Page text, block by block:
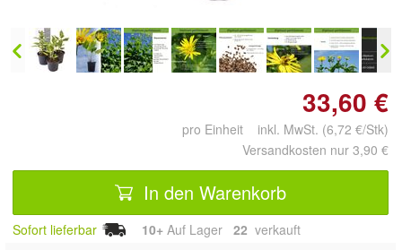
33,60 €
pro Einheit inkl. MwSt. (6,72 €/Stk)
Versandkosten nur 3,90 €
In den Warenkorb
Sofort lieferbar 10+ Auf Lager 22 verkauft